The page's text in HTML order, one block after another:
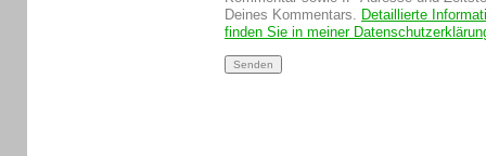
Deines Kommentars. Detaillierte
finden Sie in meiner